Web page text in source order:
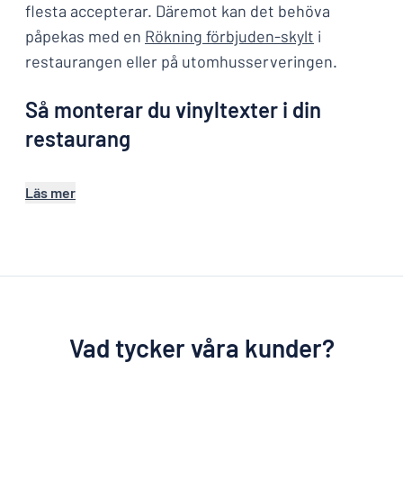
flesta accepterar. Däremot kan det behöva
påpekas med en Rökning förbjuden-skylt i
restaurangen eller på utomhusserveringen.
Så monterar du vinyltexter i din
restaurang
Läs mer
Vad tycker våra kunder?